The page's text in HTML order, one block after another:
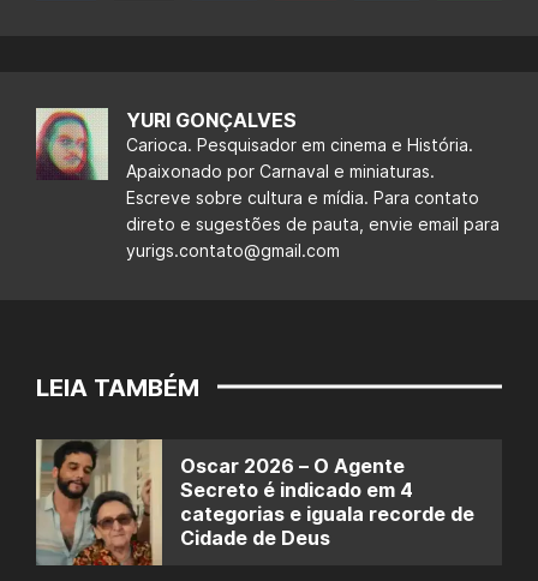
YURI GONÇALVES
Carioca. Pesquisador em cinema e História.
Apaixonado por Carnaval e miniaturas.
Escreve sobre cultura e mídia. Para contato
direto e sugestões de pauta, envie email para
yurigs.contato@gmail.com
LEIA TAMBÉM
Oscar 2026 – O Agente
Secreto é indicado em 4
categorias e iguala recorde de
Cidade de Deus